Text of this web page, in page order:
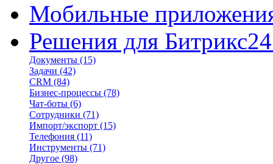
Мобильные
Решения для Битрикс24
Документы (15)
Задачи (42)
CRM (84)
Бизнес-процессы (78)
Чат-боты (6)
Сотрудники (71)
Импорт/экспорт (15)
Телефония (11)
Инструменты (71)
Другое (98)